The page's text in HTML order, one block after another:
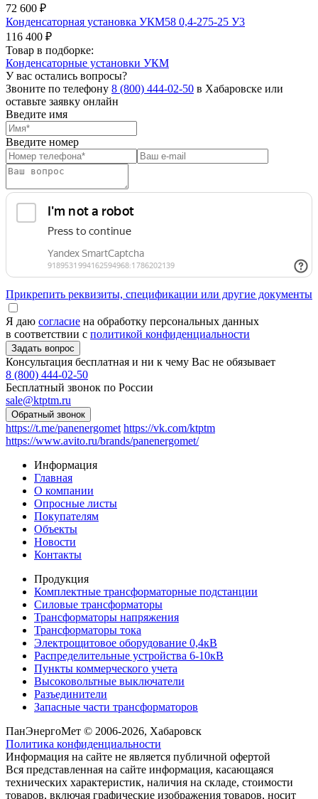
72 600 ₽
Конденсаторная установка УКМ58 0,4-275-25 У3
116 400 ₽
Товар в подборке:
Конденсаторные установки УКМ
У вас остались вопросы?
Звоните по телефону 8 (800) 444-02-50 в Хабаровске или
оставьте заявку онлайн
Введите имя
Введите номер
Прикрепить реквизиты, спецификации или другие документы
Я даю согласие на обработку персональных данных
в соответствии с политикой конфиденциальности
Консультация бесплатная и ни к чему Вас не обязывает
8 (800) 444-02-50
Бесплатный звонок по России
sale@ktptm.ru
https://t.me/panenergomet https://vk.com/ktptm
https://www.avito.ru/brands/panenergomet/
Информация
Главная
О компании
Опросные листы
Покупателям
Объекты
Новости
Контакты
Продукция
Комплектные трансформаторные подстанции
Силовые трансформаторы
Трансформаторы напряжения
Трансформаторы тока
Электрощитовое оборудование 0,4кВ
Распределительные устройства 6-10кВ
Пункты коммерческого учета
Высоковольтные выключатели
Разъединители
Запасные части трансформаторов
ПанЭнергоМет © 2006-2026, Хабаровск
Политика конфиденциальности
Информация на сайте не является публичной офертой
Вся представленная на сайте информация, касающаяся
технических характеристик, наличия на складе, стоимости
товаров, включая графические изображения товаров, носит